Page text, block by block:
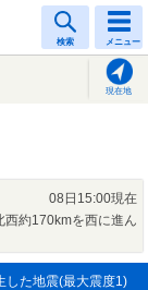
検索 メニュー
現在地
08日15:00現在
西約170kmを西に進ん
した地震(最大震度1)